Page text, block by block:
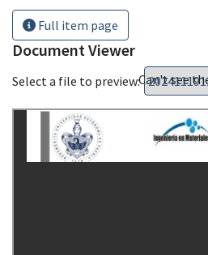
Full item page
Document Viewer
Select a file to preview:Can't see